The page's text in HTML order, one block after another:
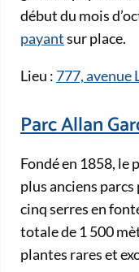
début du mois
payantsur place.
Lieu : 777, avenue
Parc Allan
Fondé en 1858, le
plus anciens
cinq serres en
totale de 1 500
plantes rares et